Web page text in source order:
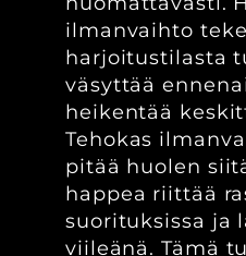
ilmanvaihto
harjoitustilasta
väsyttää
heikentää
Tehokas
pitää huolen
happea riittää
suorituksissa ja
viileänä. Tämä